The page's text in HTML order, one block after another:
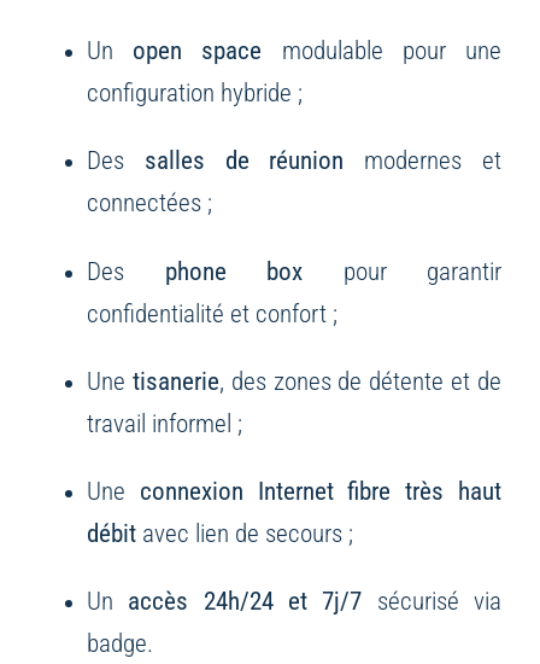
Un open space modulable pour une
configuration hybride ;
Des salles de réunion modernes et
connectées ;
Des phone box pour garantir
confidentialité et confort ;
Une tisanerie, des zones de détente et de
travail informel ;
Une connexion Internet fibre très haut
débitavec lien de secours ;
Un accès 24h/24 et 7j/7 sécurisé via
badge.